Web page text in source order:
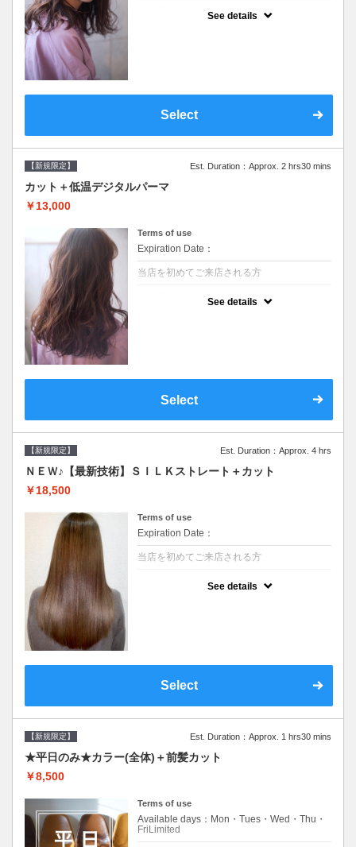
See details
Select
【新規限定】 Est. Duration：Approx. 2 hrs30 mins
カット＋低温デジタルパーマ
￥13,000
Terms of use
Expiration Date：
当店を初めてご来店される方
See details
Select
【新規限定】 Est. Duration：Approx. 4 hrs
ＮＥＷ♪【最新技術】ＳＩＬＫストレート＋カット
￥18,500
Terms of use
Expiration Date：
当店を初めてご来店される方
See details
Select
【新規限定】 Est. Duration：Approx. 1 hrs30 mins
★平日のみ★カラー(全体)＋前髪カット
￥8,500
Terms of use
Available days：Mon・Tues・Wed・Thu・
FriLimited